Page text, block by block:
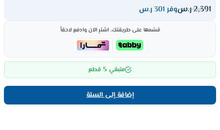
2,391ر.سوفر 301 ر.س
قسّمها على طريقتك، اشترِ الآن وادفع لاحقاً
متبقي 5 قطع
إضافة إلى السلة